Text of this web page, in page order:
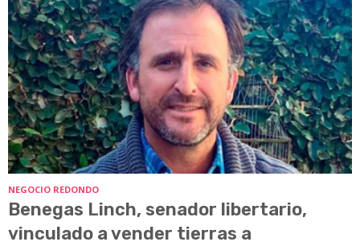
NEGOCIO REDONDO
Benegas Linch, senador libertario,
vinculado a vender tierras a